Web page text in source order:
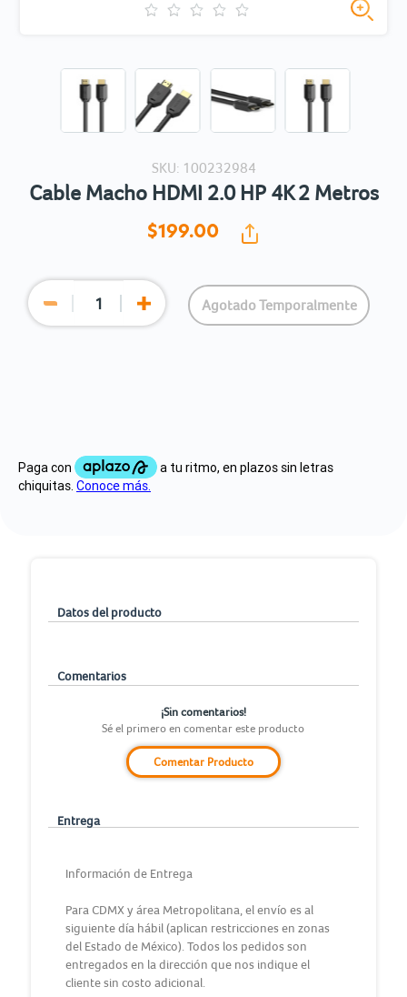
SKU: 100232984
Cable Macho HDMI 2.0 HP 4K 2 Metros
$199.00
Agotado Temporalmente
Datos del producto
Comentarios
¡Sin comentarios!
Sé el primero en comentar este producto
Comentar Producto
Entrega
Información de Entrega
Para CDMX y área Metropolitana, el envío es al
siguiente día hábil (aplican restricciones en zonas
del Estado de México). Todos los pedidos son
entregados en la dirección que nos indique el
cliente sin costo adicional.